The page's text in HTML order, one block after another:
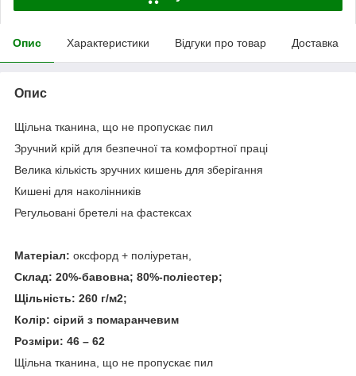
Опис Характеристики Відгуки про товар Доставка
Опис
Щільна тканина, що не пропускає пил
Зручний крій для безпечної та комфортної праці
Велика кількість зручних кишень для зберігання
Кишені для наколінників
Регульовані бретелі на фастексах
Матеріал: оксфорд + поліуретан,
Склад: 20%-бавовна; 80%-поліестер;
Щільність: 260 г/м2;
Колір: сірий з помаранчевим
Розміри: 46 – 62
Щільна тканина, що не пропускає пил